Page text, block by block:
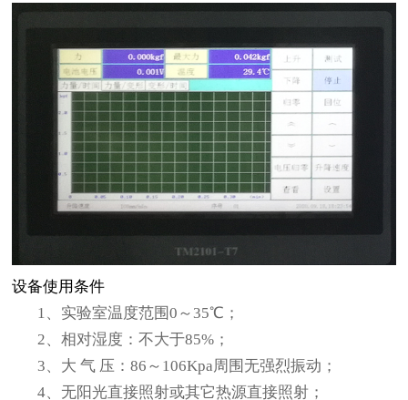
设备使用条件
1、实验室温度范围0～35℃；
2、相对湿度：不大于85%；
3、大 气 压：86～106Kpa周围无强烈振动；
4、无阳光直接照射或其它热源直接照射；